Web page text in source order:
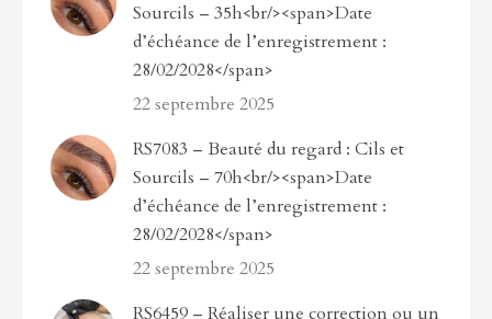
Sourcils – 35h<br/><span>Date
d’échéance de l’enregistrement :
28/02/2028</span>
22 septembre 2025
RS7083 – Beauté du regard : Cils et
Sourcils – 70h<br/><span>Date
d’échéance de l’enregistrement :
28/02/2028</span>
22 septembre 2025
RS6459 – Réaliser une correction ou un